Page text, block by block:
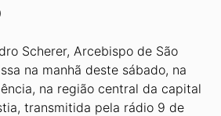
Scherer, Arcebispo de São
na manhã deste sábado, na
na região central da capital
transmitida pela rádio 9 de